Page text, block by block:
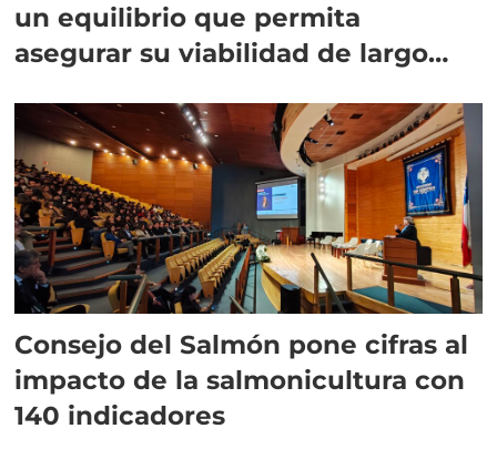
un equilibrio que permita
asegurar su viabilidad de largo
Consejo del Salmón pone cifras al
impacto de la salmonicultura con
140 indicadores